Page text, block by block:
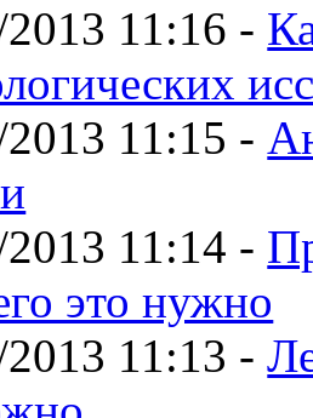
11:16 -
11:15 -
11:14 -
это нужно
11:13 -